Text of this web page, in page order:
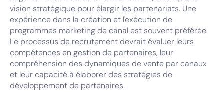
vision stratégique pour élargir les partenariats. Une
expérience dans la création et l'exécution de
programmes marketing de canal est souvent préférée.
Le processus de recrutement devrait évaluer leurs
compétences en gestion de partenaires, leur
compréhension des dynamiques de vente par canaux
et leur capacité à élaborer des stratégies de
développement de partenaires.